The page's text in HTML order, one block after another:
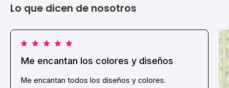
Lo que dicen de nosotros
Me encantan los colores y diseños
Me encantan todos los diseños y colores.